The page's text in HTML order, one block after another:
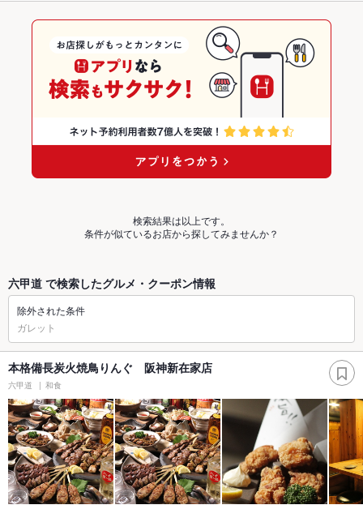
検索結果は以上です。
条件が似ているお店から探してみませんか？
六甲道 で検索したグルメ・クーポン情報
除外された条件
ガレット
本格備長炭火焼鳥りんぐ 阪神新在家店
六甲道 和食